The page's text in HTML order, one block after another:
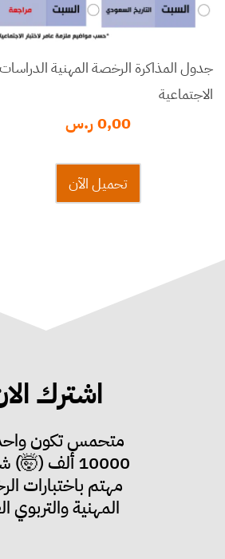
جدول المذاكرة الرخصة المهنية الدراسات
الاجتماعية
0,00ر.س
تحميل الآن
اشترك
متحمس تكون
10000 ألف
مهتم باختبارات
المهنية والتربوي